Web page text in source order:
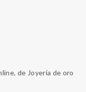
de Joyería de oro